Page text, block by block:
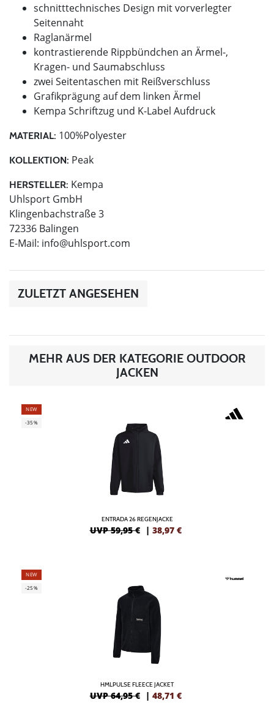
schnitttechnisches Design mit vorverlegter
Seitennaht
Raglanärmel
kontrastierende Rippbündchen an Ärmel-,
Kragen- und Saumabschluss
zwei Seitentaschen mit Reißverschluss
Grafikprägung auf dem linken Ärmel
Kempa Schriftzug und K-Label Aufdruck
MATERIAL: 100%Polyester
KOLLEKTION: Peak
HERSTELLER: Kempa
Uhlsport GmbH
Klingenbachstraße 3
72336 Balingen
E-Mail: info@uhlsport.com
ZULETZT ANGESEHEN
MEHR AUS DER KATEGORIE OUTDOOR
JACKEN
NEW
-35%
ENTRADA 26 REGENJACKE
UVP 59,95 € | 38,97 €
NEW
-25%
HMLPULSE FLEECE JACKET
UVP 64,95 € | 48,71 €